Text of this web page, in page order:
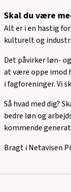
Skal du være
Alt er i en hastig
kulturelt og
Det påvirker løn-
at være oppe imod
i fagforeninger. Vi
Så hvad med dig?
bedre løn og
kommende
Bragt i Netavisen